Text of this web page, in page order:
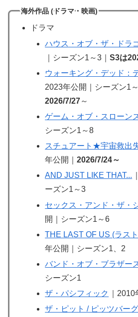
海外作品 (ドラマ・映画)
ドラマ
ハウス・オブ・ザ・ドラ
｜シーズン1～3｜S3は
ウォーキング・デッド：
2023年公開｜シーズン1
2026/7/27～
ゲーム・オブ・スローン
シーズン1～8
スチュアート★宇宙救出
年公開｜2026/7/24～
AND JUST LIKE THAT...
ーズン1～3
セックス・アンド・ザ・
開｜シーズン1～6
THE LAST OF US (ラス
年公開｜シーズン1、2
バンド・オブ・ブラザー
シーズン1
ザ・パシフィック
｜
ザ・ピット / ピッツバー